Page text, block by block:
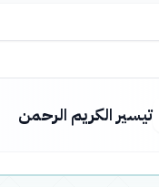
تيسير الكريم الرحمن